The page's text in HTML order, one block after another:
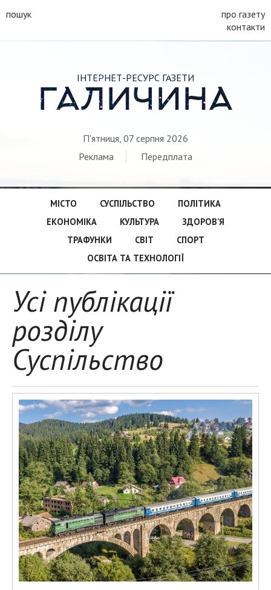
пошук
про газету
контакти
ІНТЕРНЕТ-РЕСУРС ГАЗЕТИ
ГАЛИЧИНА
П'ятниця, 07 серпня 2026
Реклама
Передплата
МІСТО СУСПІЛЬСТВО
ПОЛІТИКА
ЕКОНОМІКА
КУЛЬТУРА
ЗДОРОВ’Я
ТРАФУНКИ
СВІТ
СПОРТ
ОСВІТА ТА ТЕХНОЛОГІЇ
Усі публікації
розділу
Суспільство